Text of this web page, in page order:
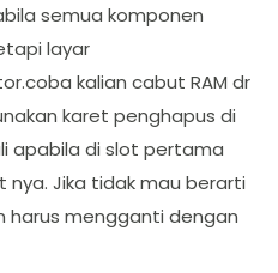
semua komponen
layar
kalian cabut RAM dr
karet penghapus di
apabila di slot pertama
Jika tidak mau berarti
harus mengganti dengan